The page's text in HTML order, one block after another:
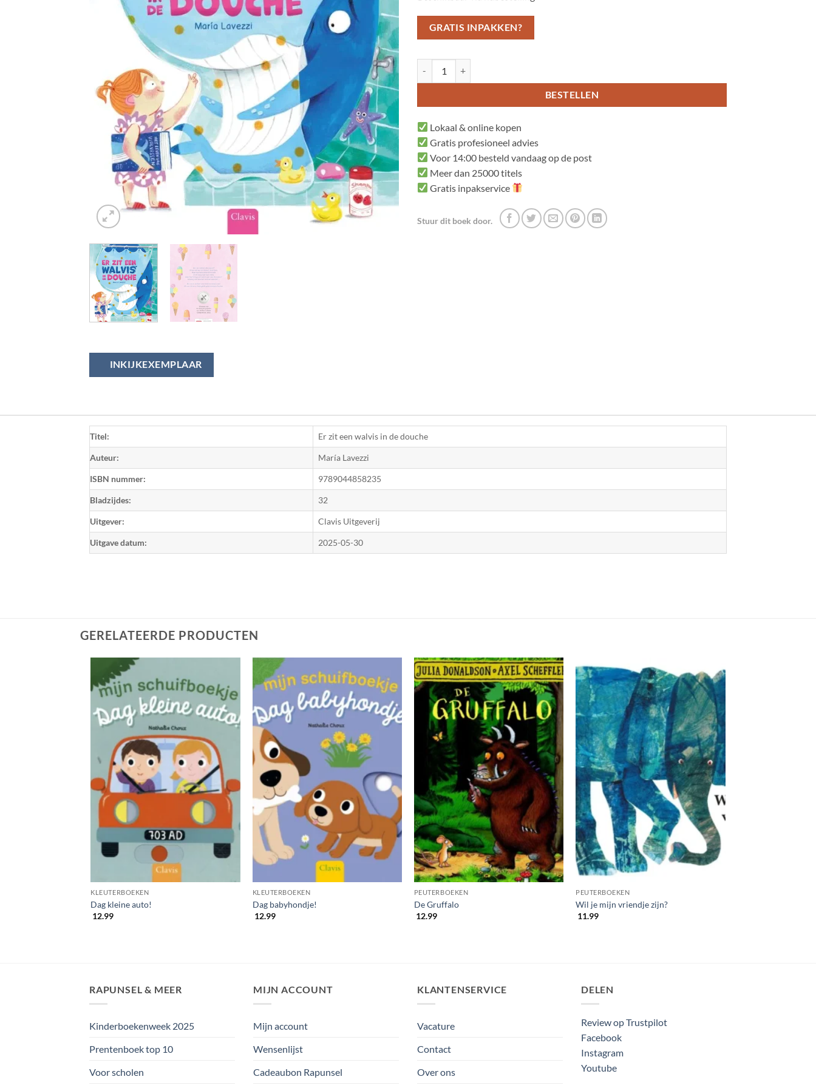
INKIJKEXEMPLAAR
GRATIS INPAKKEN?
BESTELLEN
Lokaal & online kopen
Gratis profesioneel advies
Voor 14:00 besteld vandaag op de post
Meer dan 25000 titels
Gratis inpakservice
Stuur dit boek door.
Titel: Er zit een walvis in de douche
Auteur: María Lavezzi
ISBN nummer: 9789044858235
Bladzijdes: 32
Uitgever: Clavis Uitgeverij
Uitgave datum: 2025-05-30
GERELATEERDE PRODUCTEN
KLEUTERBOEKEN
Dag kleine auto!
12.99
KLEUTERBOEKEN
Dag babyhondje!
12.99
PEUTERBOEKEN
De Gruffalo
12.99
PEUTERBOEKEN
Wil je mijn vriendje zijn?
11.99
RAPUNSEL & MEER
Kinderboekenweek 2025
Prentenboek top 10
Voor scholen
MIJN ACCOUNT
Mijn account
Wensenlijst
Cadeaubon Rapunsel
KLANTENSERVICE
Vacature
Contact
Over ons
DELEN
Review op Trustpilot
Facebook
Instagram
Youtube